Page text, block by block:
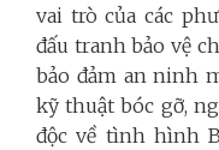
vai trò của các
đấu tranh bảo vệ
bảo đảm an ninh
kỹ thuật bóc gỡ,
độc về tình hình